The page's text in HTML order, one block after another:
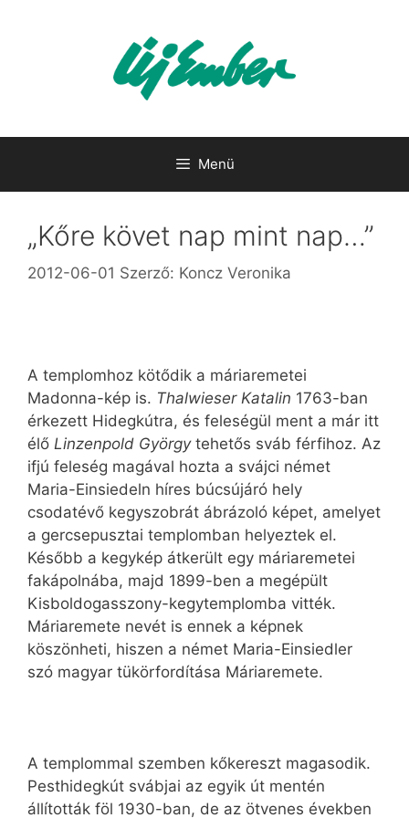
Menü
„Kőre követ nap mint nap…”
2012-06-01 Szerző: Koncz Veronika
A templomhoz kötődik a máriaremetei
Madonna-kép is. Thalwieser Katalin 1763-ban
érkezett Hidegkútra, és feleségül ment a már itt
élő Linzenpold György tehetős sváb férfihoz. Az
ifjú feleség magával hozta a svájci német
Maria-Einsiedeln híres búcsújáró hely
csodatévő kegyszobrát ábrázoló képet, amelyet
a gercsepusztai templomban helyeztek el.
Később a kegykép átkerült egy máriaremetei
fakápolnába, majd 1899-ben a megépült
Kisboldogasszony-kegytemplomba vitték.
Máriaremete nevét is ennek a képnek
köszönheti, hiszen a német Maria-Einsiedler
szó magyar tükörfordítása Máriaremete.
A templommal szemben kőkereszt magasodik.
Pesthidegkút svábjai az egyik út mentén
állították föl 1930-ban, de az ötvenes években